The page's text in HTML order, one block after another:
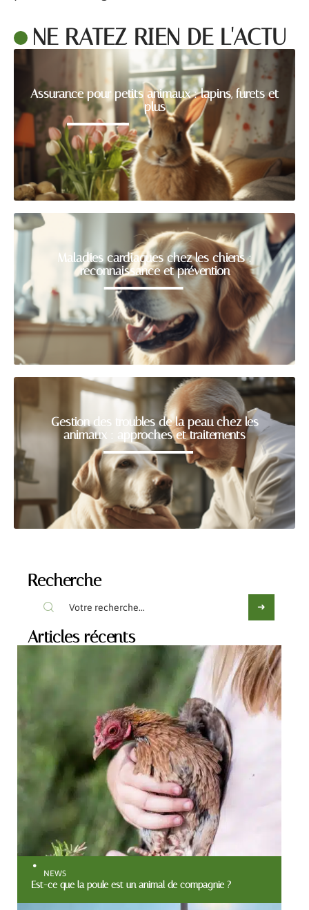
NE RATEZ RIEN DE L'ACTU
Assurance pour petits animaux : lapins, furets et
plus
Maladies cardiaques chez les chiens :
reconnaissance et prévention
Gestion des troubles de la peau chez les
animaux : approches et traitements
Recherche
Articles récents
NEWS
Est-ce que la poule est un animal de compagnie ?